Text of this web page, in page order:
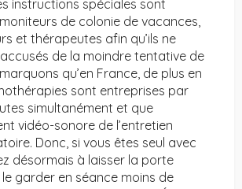
instructions spéciales sont
de colonie de vacances,
et thérapeutes afin qu’ils ne
de la moindre tentative de
qu’en France, de plus en
sont entreprises par
simultanément et que
vidéo-sonore de l’entretien
Donc, si vous êtes seul avec
désormais à laisser la porte
garder en séance moins de